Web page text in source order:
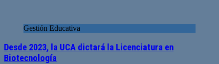
Gestión Educativa
Desde 2023, la UCA dictará la Licenciatura en
Biotecnología